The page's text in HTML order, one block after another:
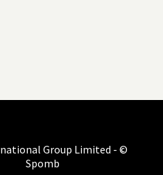
Group Limited - ©
Spomb